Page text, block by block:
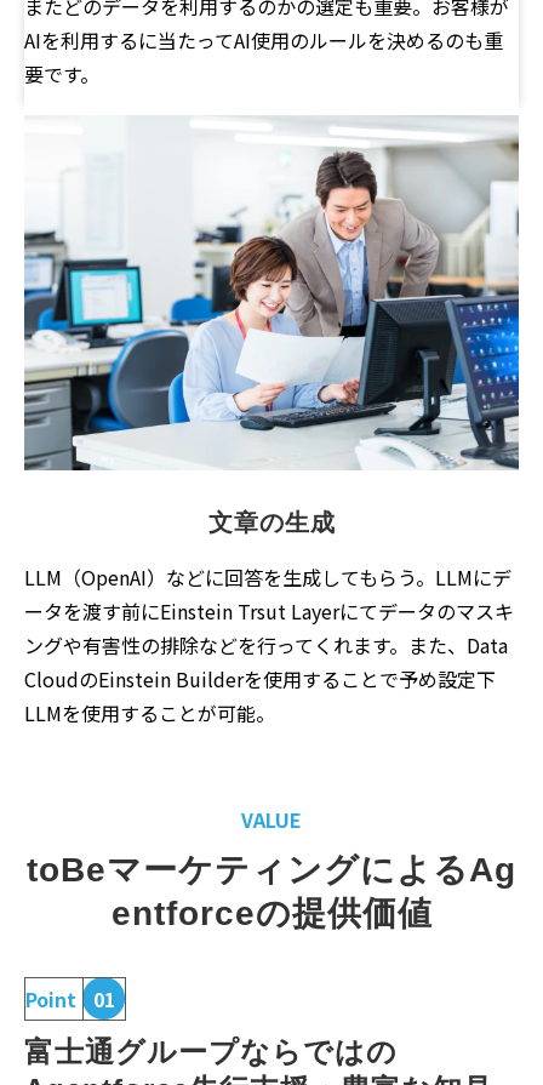
AIを利用するに当たってAI使用のルールを決めるのも重
要です。
文章の生成
LLM（OpenAI）などに回答を生成してもらう。LLMにデ
ータを渡す前にEinstein Trsut Layerにてデータのマスキ
ングや有害性の排除などを行ってくれます。また、Data
CloudのEinstein Builderを使用することで予め設定下
LLMを使用することが可能。
VALUE
toBeマーケティングによるAg
entforceの提供価値
Point 01
富士通グループならではの